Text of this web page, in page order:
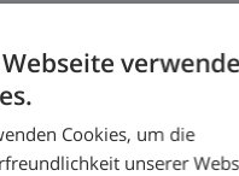
DUTCH
Webseite
Cookies, um die
unserer